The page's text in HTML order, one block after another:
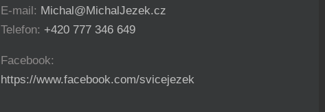
E-mail: Michal@MichalJezek.cz
Telefon: +420 777 346 649
Facebook:
https://www.facebook.com/svicejezek